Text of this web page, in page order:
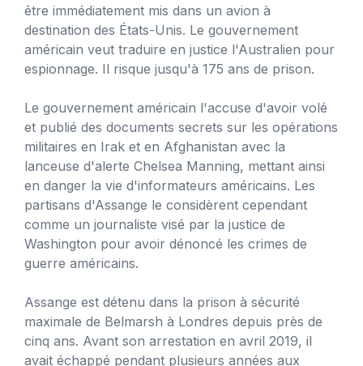
être immédiatement mis dans un avion à
destination des États-Unis. Le gouvernement
américain veut traduire en justice l'Australien pour
espionnage. Il risque jusqu'à 175 ans de prison.
Le gouvernement américain l'accuse d'avoir volé
et publié des documents secrets sur les opérations
militaires en Irak et en Afghanistan avec la
lanceuse d'alerte Chelsea Manning, mettant ainsi
en danger la vie d'informateurs américains. Les
partisans d'Assange le considèrent cependant
comme un journaliste visé par la justice de
Washington pour avoir dénoncé les crimes de
guerre américains.
Assange est détenu dans la prison à sécurité
maximale de Belmarsh à Londres depuis près de
cinq ans. Avant son arrestation en avril 2019, il
avait échappé pendant plusieurs années aux